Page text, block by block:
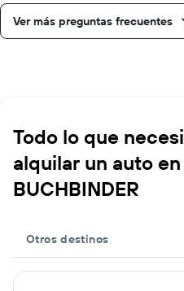
Ver más preguntas frecuentes
Todo lo que
alquilar un auto
BUCHBINDER
Otros destinos